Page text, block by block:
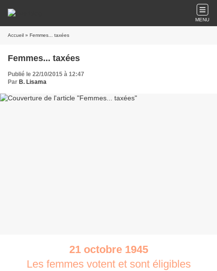
MENU
Accueil » Femmes... taxées
Femmes... taxées
Publié le 22/10/2015 à 12:47
Par B. Lisama
21 octobre 1945
Les femmes votent et sont éligibles